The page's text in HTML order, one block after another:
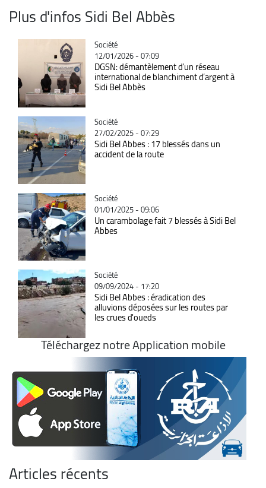
Plus d'infos Sidi Bel Abbès
Catégorie
Société
12/01/2026 - 07:09
DGSN: démantèlement d’un réseau
international de blanchiment d’argent à
Sidi Bel Abbès
Catégorie
Société
27/02/2025 - 07:29
Sidi Bel Abbes : 17 blessés dans un
accident de la route
Catégorie
Société
01/01/2025 - 09:06
Un carambolage fait 7 blessés à Sidi Bel
Abbes
Catégorie
Société
09/09/2024 - 17:20
Sidi Bel Abbes : éradication des
alluvions déposées sur les routes par
les crues d'oueds
Téléchargez notre Application mobile
Articles récents